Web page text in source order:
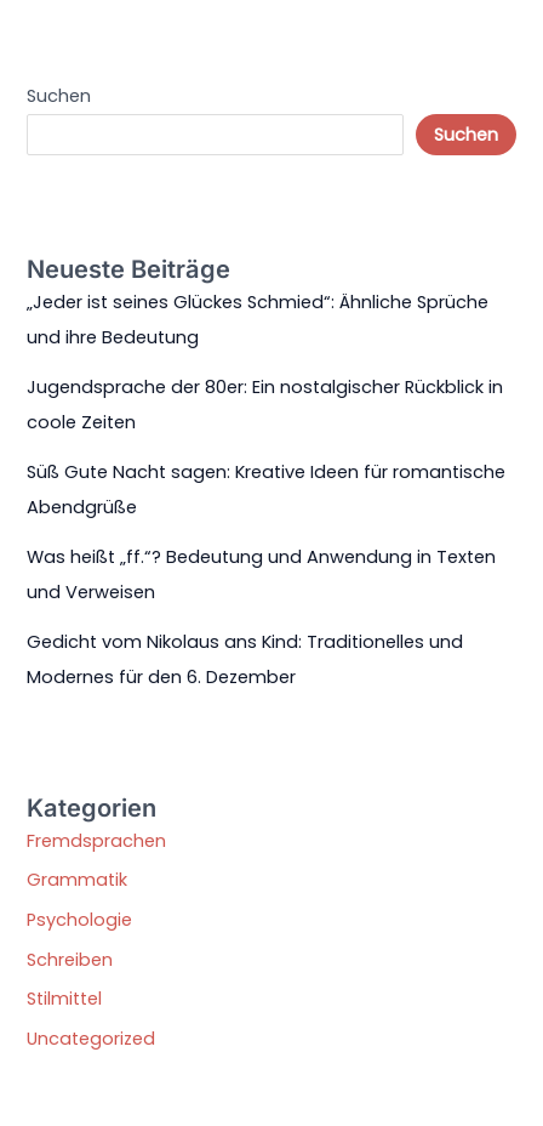
Suchen
Suchen
Neueste Beiträge
„Jeder ist seines Glückes Schmied“: Ähnliche Sprüche
und ihre Bedeutung
Jugendsprache der 80er: Ein nostalgischer Rückblick in
coole Zeiten
Süß Gute Nacht sagen: Kreative Ideen für romantische
Abendgrüße
Was heißt „ff.“? Bedeutung und Anwendung in Texten
und Verweisen
Gedicht vom Nikolaus ans Kind: Traditionelles und
Modernes für den 6. Dezember
Kategorien
Fremdsprachen
Grammatik
Psychologie
Schreiben
Stilmittel
Uncategorized